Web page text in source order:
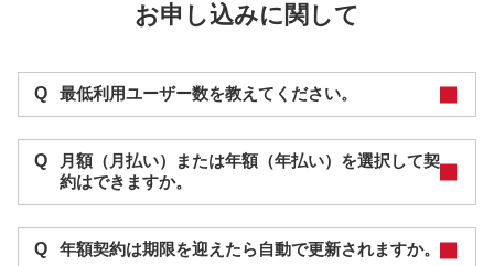
お申し込みに関して
Q 最低利⽤ユーザー数を教えてください。
Q
月額（月払い）または年額（年払い）を選択して契
約はできますか。
Q 年額契約は期限を迎えたら自動で更新されますか。